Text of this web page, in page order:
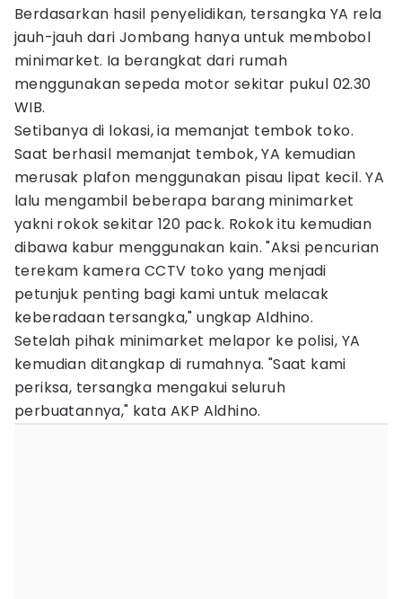
Berdasarkan hasil penyelidikan, tersangka YA rela
jauh-jauh dari Jombang hanya untuk membobol
minimarket. Ia berangkat dari rumah
menggunakan sepeda motor sekitar pukul 02.30
WIB.
Setibanya di lokasi, ia memanjat tembok toko.
Saat berhasil memanjat tembok, YA kemudian
merusak plafon menggunakan pisau lipat kecil. YA
lalu mengambil beberapa barang minimarket
yakni rokok sekitar 120 pack. Rokok itu kemudian
dibawa kabur menggunakan kain. "Aksi pencurian
terekam kamera CCTV toko yang menjadi
petunjuk penting bagi kami untuk melacak
keberadaan tersangka," ungkap Aldhino.
Setelah pihak minimarket melapor ke polisi, YA
kemudian ditangkap di rumahnya. "Saat kami
periksa, tersangka mengakui seluruh
perbuatannya," kata AKP Aldhino.